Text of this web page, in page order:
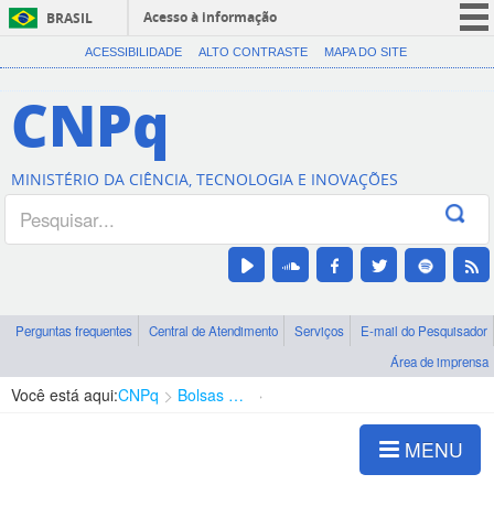
BRASIL
Acesso à informação
CORONAVÍRUS (COVID-19)
Canais
ACESSIBILIDADE ALTO CONTRASTE MAPA DO SITE
CNPq
MINISTÉRIO DA CIÊNCIA, TECNOLOGIA E INOVAÇÕES
Perguntas frequentes Central de Atendimento Serviços
E-mail do Pesquisador
Área de imprensa
Você está aqui:CNPq Bolsas e Auxílios Vigentes
MENU